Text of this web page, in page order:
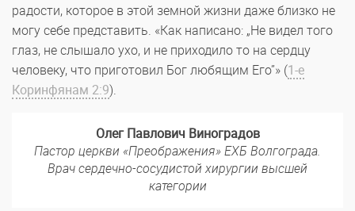
радости, которое в этой земной жизни даже близко не
могу себе представить. «Как написано: „Не видел того
глаз, не слышало ухо, и не приходило то на сердцу
человеку, что приготовил Бог любящим Его”» (1-е
Коринфянам 2:9).
Олег Павлович Виноградов
Пастор церкви «Преображения» ЕХБ Волгограда.
Врач сердечно-сосудистой хирургии высшей
категории